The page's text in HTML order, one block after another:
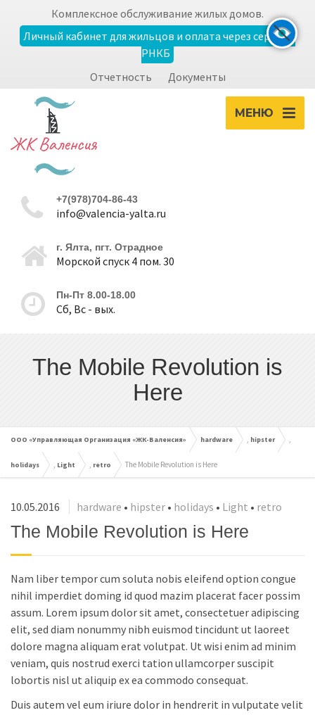
Экран
Уменьшить
zoom_in
Увеличить
remove_circle_outline
Уменьшить
Контрастность
Светлая
Reset
all
Комплексное обслуживание жилых домов.
Личный кабинет для жильцов и оплата через сервисы
РНКБ
Отчетность
Документы
МЕНЮ
+7(978)704-86-43
info@valencia-yalta.ru
г. Ялта, пгт. Отрадное
Морской спуск 4 пом. 30
Пн-Пт 8.00-18.00
Сб, Вс - вых.
The Mobile Revolution is
Here
ООО «Управляющая Организация «ЖК-Валенсия» hardware , hipster ,
holidays , Light , retro The Mobile Revolution is Here
10.05.2016 hardware • hipster • holidays • Light • retro
The Mobile Revolution is Here
Nam liber tempor cum soluta nobis eleifend option congue
nihil imperdiet doming id quod mazim placerat facer possim
assum. Lorem ipsum dolor sit amet, consectetuer adipiscing
elit, sed diam nonummy nibh euismod tincidunt ut laoreet
dolore magna aliquam erat volutpat. Ut wisi enim ad minim
veniam, quis nostrud exerci tation ullamcorper suscipit
lobortis nisl ut aliquip ex ea commodo consequat.
Duis autem vel eum iriure dolor in hendrerit in vulputate velit